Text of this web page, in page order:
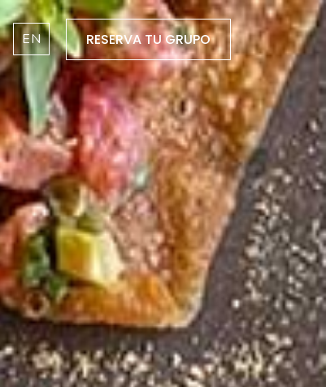
EN RESERVA TU GRUPO